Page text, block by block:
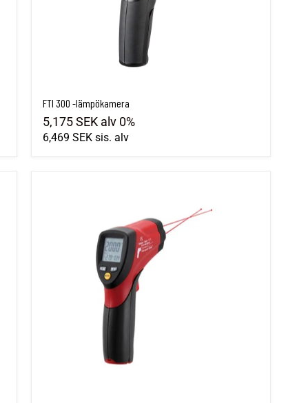
FTI 300 -lämpökamera
5,175 SEKalv 0%
6,469 SEKsis. alv